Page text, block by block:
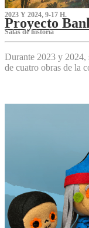
2023 Y 2024, 9-17 H.
Proyecto
S‌alas de historia
Durante 2023 y 2024,
de cuatro obras de la